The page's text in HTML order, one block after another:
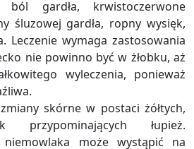
gardła, krwistoczerwone
śluzowej gardła, ropny wysięk,
Leczenie wymaga zastosowania
nie powinno być w żłobku, aż
wyleczenia, ponieważ
skórne w postaci żółtych,
przypominających łupież.
niemowlaka może wystąpić na